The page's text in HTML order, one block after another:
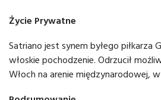
Życie Prywatne
Satriano jest synem byłego piłkarza
włoskie pochodzenie. Odrzucił
Włoch na arenie międzynarodowej,